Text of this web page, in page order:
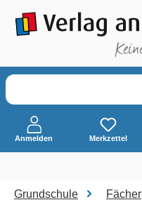
springen
Anmelden Merkzettel
Grundschule Fächer